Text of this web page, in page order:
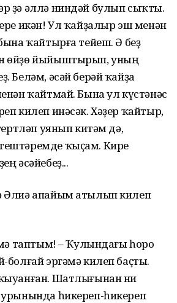
ҙә әллә ниндәй булып сыҡты.
икән! Ул ҡайҙалыр эш менән
ҡайтырға тейеш. Ә беҙ
өйҙө йыйыштырып, уның
Беләм, әсәй берәй ҡайҙа
ҡайтмай. Бына ул күстәнәс
килеп инәсәк. Хәҙер ҡайтыр,
уянып китәм дә,
ҡыҫам. Кире
әсәйебеҙ...
Әлиә апайым атылып килеп
таптым! – Ҡулындағы һоро
болғай эргәмә килеп баҫты.
Шатлығынан ни
һикереп-һикереп